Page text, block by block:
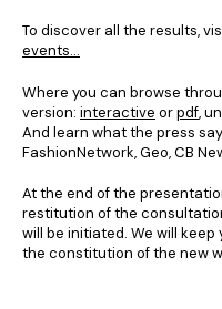
To discover all the results,
events…
Where you can browse
version: interactive orpdf,
And learn what the press
FashionNetwork, Geo, CB
At the end of the
restitution of the
will be initiated. We will
the constitution of the new